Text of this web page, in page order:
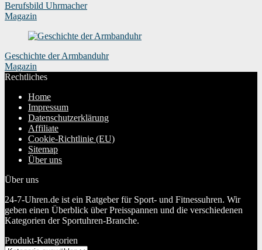
Berufsbild Uhrmacher
Magazin
Geschichte der Armbanduhr
Magazin
Rechtliches
Home
Impressum
Datenschutzerklärung
Affiliate
Cookie-Richtlinie (EU)
Sitemap
Über uns
Über uns
24-7-Uhren.de ist ein Ratgeber für Sport- und Fitnessuhren. Wir
geben einen Überblick über Preisspannen und die verschiedenen
Kategorien der Sportuhren-Branche.
Produkt-Kategorien